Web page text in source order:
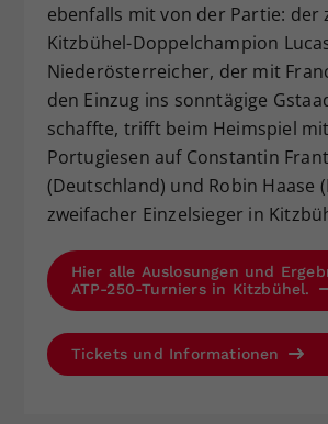
ebenfalls mit von der Partie: der
Kitzbühel-Doppelchampion
Niederösterreicher, der mit
den Einzug ins sonntägige
schaffte, trifft beim Heimspiel
Portugiesen auf Constantin
(Deutschland) und Robin Haase
zweifacher Einzelsieger in
Hier alle Auslosungen und
ATP-250-Turniers in Kitzbühel.
Tickets und Informationen